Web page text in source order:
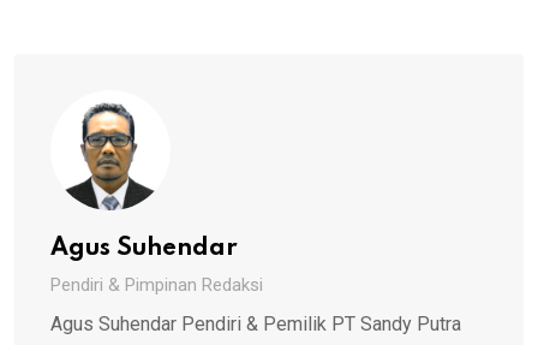
Agus Suhendar
Pendiri & Pimpinan Redaksi
Agus Suhendar Pendiri & Pemilik PT Sandy Putra